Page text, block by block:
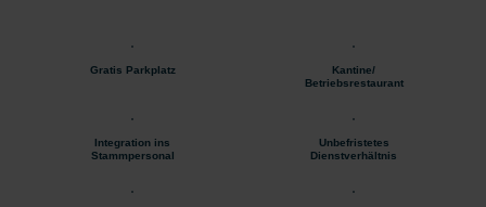
Gratis Parkplatz
Kantine/
Betriebsrestaurant
Integration ins
Stammpersonal
Unbefristetes
Dienstverhältnis